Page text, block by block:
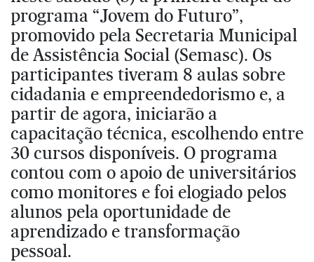
programa “Jovem do Futuro”,
promovido pela Secretaria Municipal
de Assistência Social (Semasc). Os
participantes tiveram 8 aulas sobre
cidadania e empreendedorismo e, a
partir de agora, iniciarão a
capacitação técnica, escolhendo entre
30 cursos disponíveis. O programa
contou com o apoio de universitários
como monitores e foi elogiado pelos
alunos pela oportunidade de
aprendizado e transformação
pessoal.